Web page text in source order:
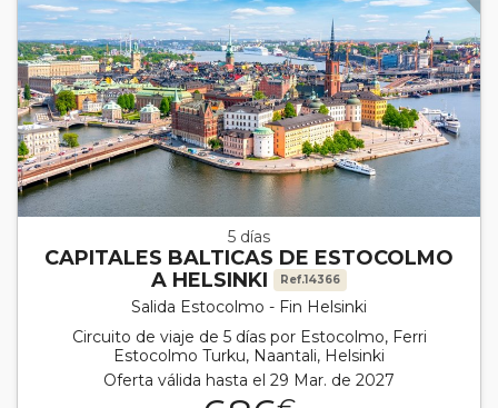
5 días
CAPITALES BALTICAS DE ESTOCOLMO
A HELSINKI
Ref.14366
Salida Estocolmo - Fin Helsinki
Circuito de viaje de 5 días por Estocolmo, Ferri
Estocolmo Turku, Naantali, Helsinki
Oferta válida hasta el 29 Mar. de 2027